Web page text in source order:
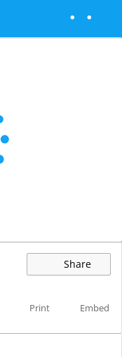
Share
Print Embed